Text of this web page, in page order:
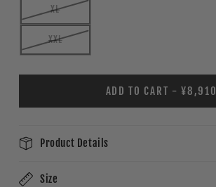
XL
XXL
ADD TO CART - ¥8,910
Product Details
Size